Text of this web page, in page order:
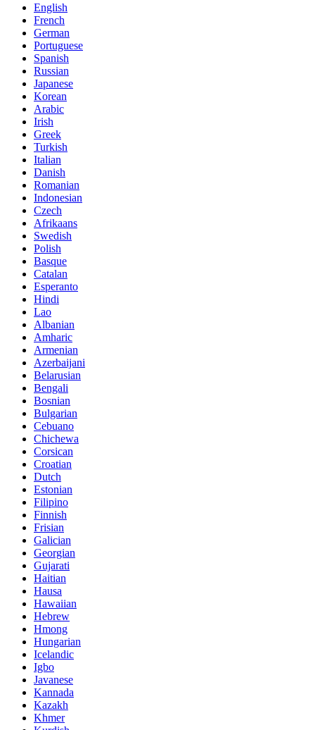
English
French
German
Portuguese
Spanish
Russian
Japanese
Korean
Arabic
Irish
Greek
Turkish
Italian
Danish
Romanian
Indonesian
Czech
Afrikaans
Swedish
Polish
Basque
Catalan
Esperanto
Hindi
Lao
Albanian
Amharic
Armenian
Azerbaijani
Belarusian
Bengali
Bosnian
Bulgarian
Cebuano
Chichewa
Corsican
Croatian
Dutch
Estonian
Filipino
Finnish
Frisian
Galician
Georgian
Gujarati
Haitian
Hausa
Hawaiian
Hebrew
Hmong
Hungarian
Icelandic
Igbo
Javanese
Kannada
Kazakh
Khmer